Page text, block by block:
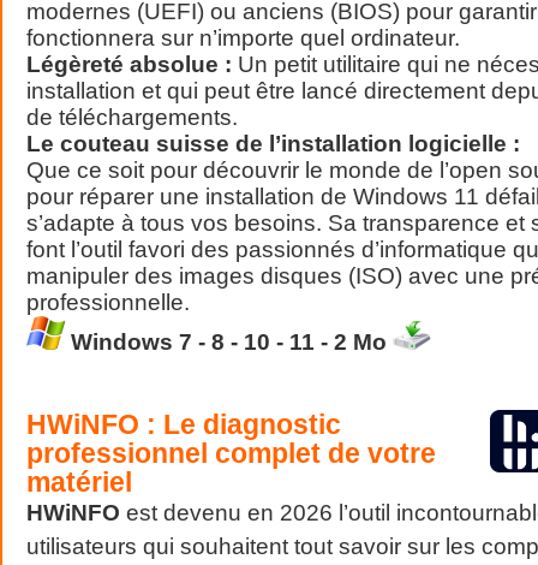
modernes (UEFI) ou anciens (BIOS) pour
fonctionnera sur n’importe quel ordinateur.
Légèreté absolue : Un petit utilitaire qui ne
installation et qui peut être lancé directement
de téléchargements.
Le couteau suisse de l’installation logicielle :
Que ce soit pour découvrir le monde de l’open
pour réparer une installation de Windows 11
s’adapte à tous vos besoins. Sa transparence et
font l’outil favori des passionnés d’informatique
manipuler des images disques (ISO) avec une
professionnelle.
Windows 7 - 8 - 10 - 11 - 2 Mo
HWiNFO : Le diagnostic
professionnel complet de votre
matériel
HWiNFO est devenu en 2026 l’outil
utilisateurs qui souhaitent tout savoir sur les